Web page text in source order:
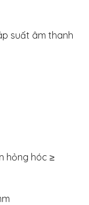
suất âm thanh
hỏng hóc ≥